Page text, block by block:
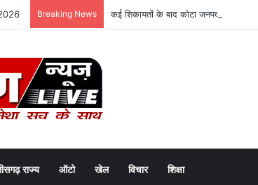
Breaking News कई शिकायतों के बाद कोटा जनपद के चर्चित
राज्य ऑटो खेल विचार शिक्षा